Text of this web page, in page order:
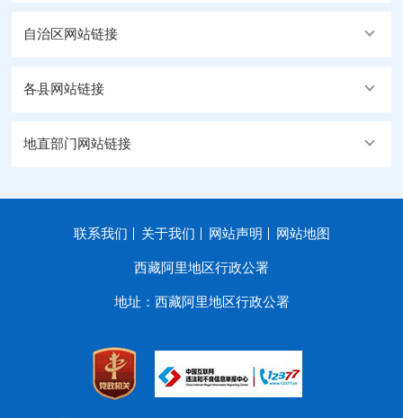
自治区网站链接
各县网站链接
地直部门网站链接
联系我们 关于我们 网站声明 网站地图
西藏阿里地区行政公署
地址：西藏阿里地区行政公署